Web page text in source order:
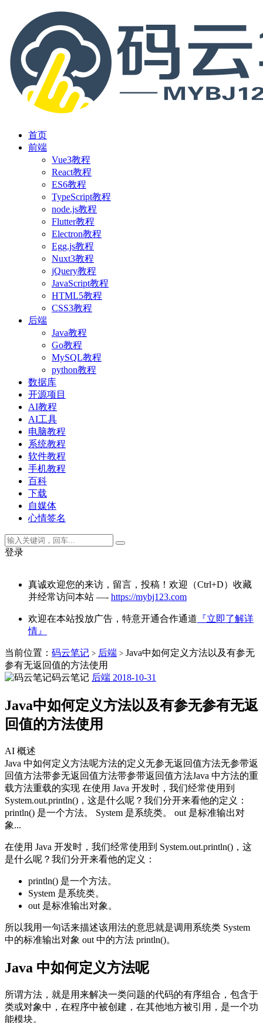
首页
前端
Vue3教程
React教程
ES6教程
TypeScript教程
node.js教程
Flutter教程
Electron教程
Egg.js教程
Nuxt3教程
jQuery教程
JavaScript教程
HTML5教程
CSS3教程
后端
Java教程
Go教程
MySQL教程
python教程
数据库
开源项目
AI教程
AI工具
电脑教程
系统教程
软件教程
手机教程
百科
下载
自媒体
心情签名
登录
真诚欢迎您的来访，留言，投稿！欢迎（Ctrl+D）收藏
并经常访问本站 —- https://mybj123.com
欢迎在本站投放广告，特意开通合作通道 『立即了解详
情』
当前位置： 码云笔记 > 后端 > Java中如何定义方法以及有参无
参有无返回值的方法使用
码云笔记 后端 2018-10-31
Java中如何定义方法以及有参无参有无返
回值的方法使用
AI 概述
Java 中如何定义方法呢方法的定义无参无返回值方法无参带返
回值方法带参无返回值方法带参带返回值方法Java 中方法的重
载方法重载的实现 在使用 Java 开发时，我们经常使用到
System.out.println()，这是什么呢？我们分开来看他的定义：
println() 是一个方法。 System 是系统类。 out 是标准输出对
象...
在使用 Java 开发时，我们经常使用到 System.out.println()，这
是什么呢？我们分开来看他的定义：
println() 是一个方法。
System 是系统类。
out 是标准输出对象。
所以我用一句话来描述该用法的意思就是调用系统类 System
中的标准输出对象 out 中的方法 println()。
Java 中如何定义方法呢
所谓方法，就是用来解决一类问题的代码的有序组合，包含于
类或对象中，在程序中被创建，在其他地方被引用，是一个功
能模块。